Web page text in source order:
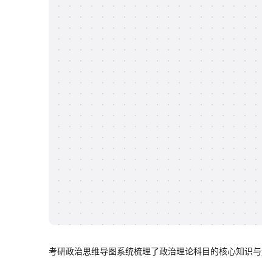
考研政治思维导图系统梳理了政治理论科目的核心知识